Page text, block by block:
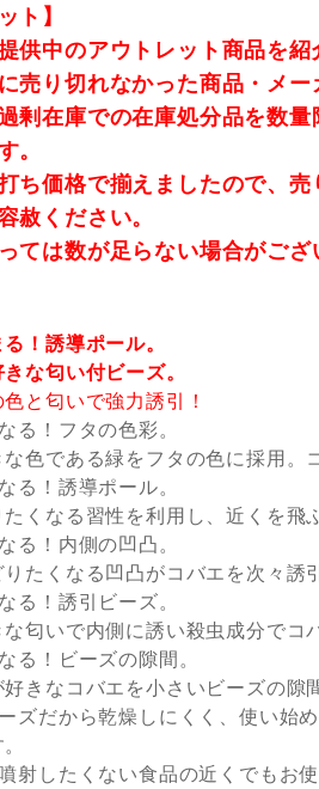
ト】
供中のアウトレット商品を紹
売り切れなかった商品・メ
剰在庫での在庫処分品を数
。
ち価格で揃えましたので、
赦ください。
ては数が足らない場合がご
！誘導ポール。
な匂い付ビーズ。
と匂いで強力誘引！
る！フタの色彩。
色である緑をフタの色に採用。
る！誘導ポール。
くなる習性を利用し、近くを飛
る！内側の凹凸。
たくなる凹凸がコバエを次々誘
る！誘引ビーズ。
匂いで内側に誘い殺虫成分でコ
る！ビーズの隙間。
きなコバエを小さいビーズの隙
ズだから乾燥しにくく、使い始
射したくない食品の近くでもお使